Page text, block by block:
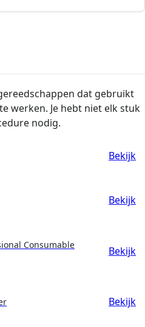
dat gebruikt
werken. Je hebt niet elk stuk
nodig.
Bekijk
Bekijk
Consumable
Bekijk
Bekijk